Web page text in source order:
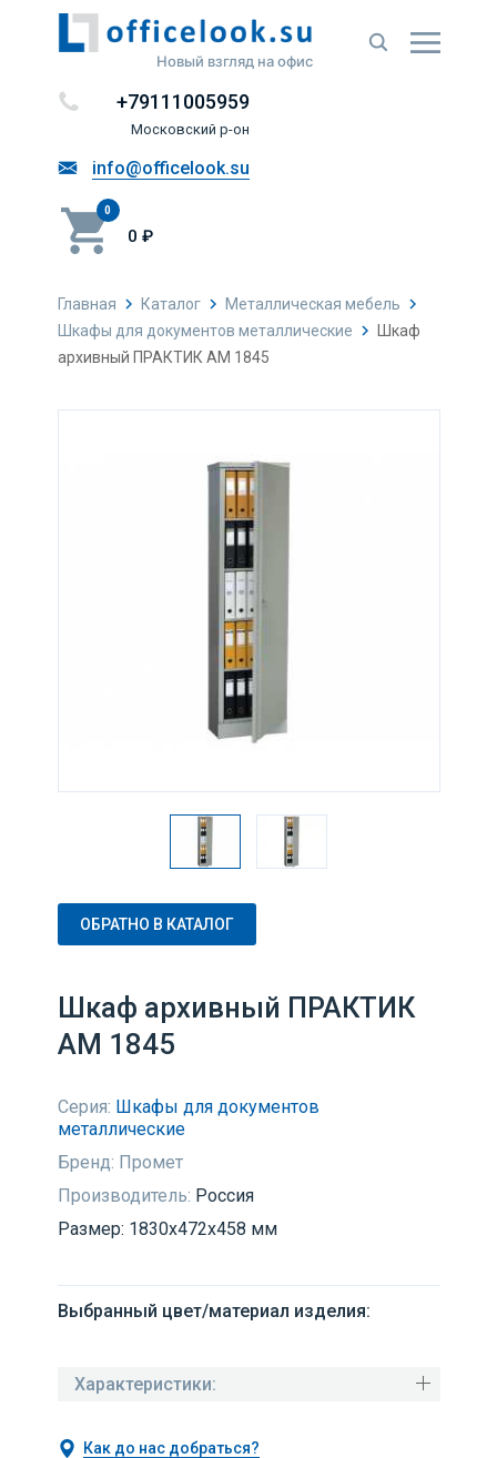
Новый взгляд на офис
+79111005959
Московский р-он
info@officelook.su
0
0 ₽
Главная Каталог
Металлическая мебель
Шкафы для документов металлические
Шкаф
архивный ПРАКТИК AM 1845
ОБРАТНО В КАТАЛОГ
Шкаф архивный ПРАКТИК
AM 1845
Серия: Шкафы для документов
металлические
Бренд: Промет
Производитель: Россия
Размер: 1830x472x458 мм
Выбранный цвет/материал изделия:
Характеристики:
Как до нас добраться?